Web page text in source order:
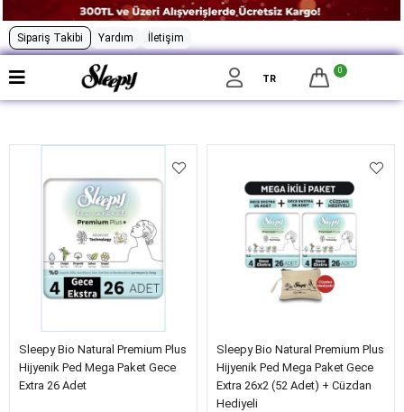
Sipariş Takibi Yardım İletişim
TR
0
Filtrele
Sleepy Bio Natural Premium Plus
Hijyenik Ped Mega Paket Gece
Extra 26 Adet
Sleepy Bio Natural Premium Plus
Hijyenik Ped Mega Paket Gece
Extra 26x2 (52 Adet) + Cüzdan
Hediyeli